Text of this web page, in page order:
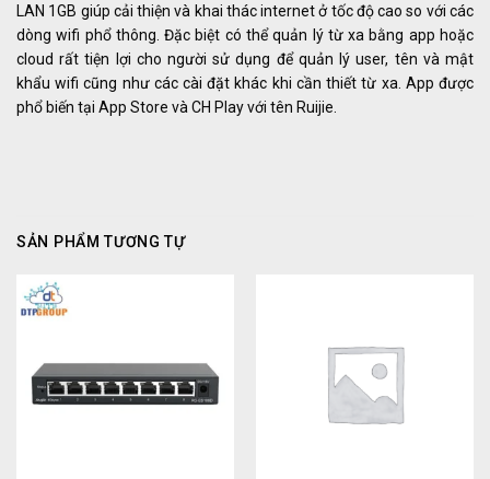
LAN 1GB giúp cải thiện và khai thác internet ở tốc độ cao so với các
dòng wifi phổ thông. Đặc biệt có thể quản lý từ xa bằng app hoặc
cloud rất tiện lợi cho người sử dụng để quản lý user, tên và mật
khẩu wifi cũng như các cài đặt khác khi cần thiết từ xa. App được
phổ biến tại App Store và CH Play với tên Ruijie.
SẢN PHẨM TƯƠNG TỰ